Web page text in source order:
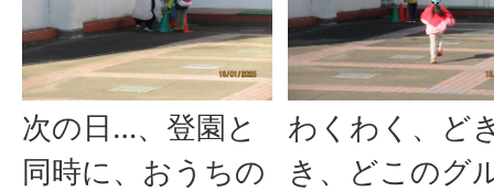
次の日…、登園と
同時に、おうちの
わくわく、ど
き、どこのグ